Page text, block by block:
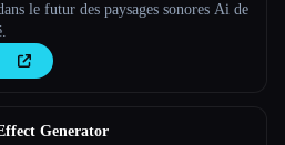
le futur des paysages sonores Ai de
Generator